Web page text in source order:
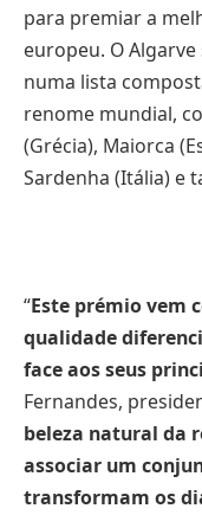
para premiar a
europeu. O
numa lista
renome mundial,
(Grécia), Maiorca
Sardenha (Itália) e
“Este prémio vem
qualidade
face aos seus
Fernandes,
beleza natural da
associar um
transformam os